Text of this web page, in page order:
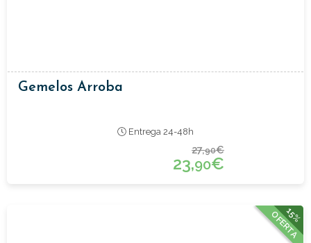
Gemelos Arroba
Entrega 24-48h
27,90€
23,90€
15%
OFERTA